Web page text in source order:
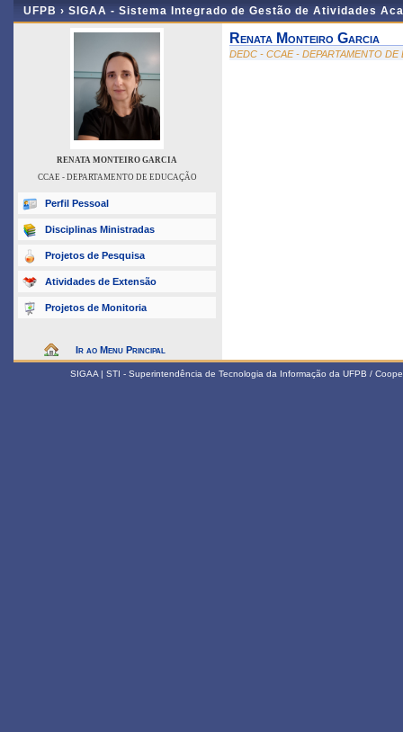
UFPB › SIGAA - Sistema Integrado de Gestão de Atividades
RENATA MONTEIRO GARCIA
CCAE - DEPARTAMENTO DE EDUCAÇÃO
Perfil Pessoal
Disciplinas Ministradas
Projetos de Pesquisa
Atividades de Extensão
Projetos de Monitoria
Ir ao Menu Principal
Renata Monteiro Garcia
DEDC - CCAE - DEPARTAMENTO DE
SIGAA | STI - Superintendência de Tecnologia da Informação da UFPB /